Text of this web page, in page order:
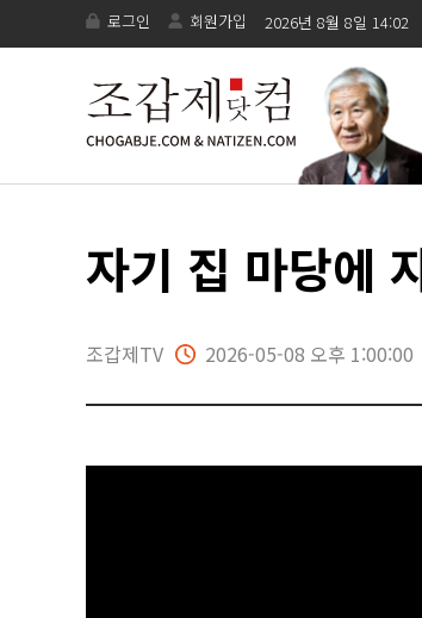
로그인 회원가입 2026년 8월 8일 14:02
자기 집 마당에
조갑제TV 2026-05-08 오후 1:00:00